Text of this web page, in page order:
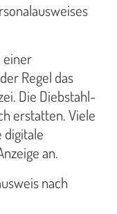
einer
Regel das
Die Diebstahl-
erstatten. Viele
digitale
an.
nach